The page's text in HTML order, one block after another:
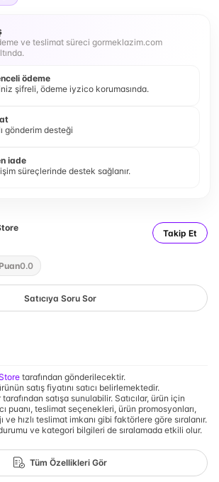
ve teslimat süreci gormeklazim.com
ödeme
şifreli, ödeme iyzico korumasında.
gönderim desteği
iade
süreçlerinde destek sağlanır.
Takip Et
0.0
Satıcıya Soru Sor
tarafından gönderilecektir.
satış fiyatını satıcı belirlemektedir.
tarafından satışa sunulabilir. Satıcılar, ürün için
puanı, teslimat seçenekleri, ürün promosyonları,
hızlı teslimat imkanı gibi faktörlere göre sıralanır.
ve kategori bilgileri de sıralamada etkili olur.
Tüm Özellikleri Gör